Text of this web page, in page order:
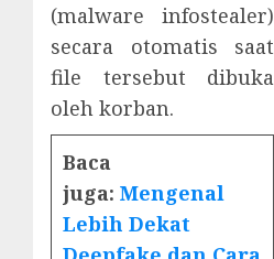
(malware infostealer)
secara otomatis saat
file tersebut dibuka
oleh korban.
Baca
juga: Mengenal
Lebih Dekat